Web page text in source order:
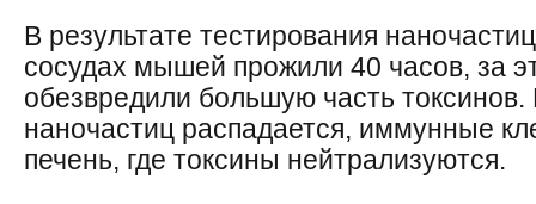
В результате тестирования
сосудах мышей прожили 40 часов, за
обезвредили большую часть токсинов.
наночастиц распадается, иммунные
печень, где токсины нейтрализуются.